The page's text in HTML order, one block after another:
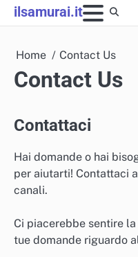
Skip
to
ilsamurai.it
Home Contact Us
Contact Us
Contattaci
Hai domande o hai
per aiutarti! Contattaci
canali.
Ci piacerebbe sentire
tue domande riguardo